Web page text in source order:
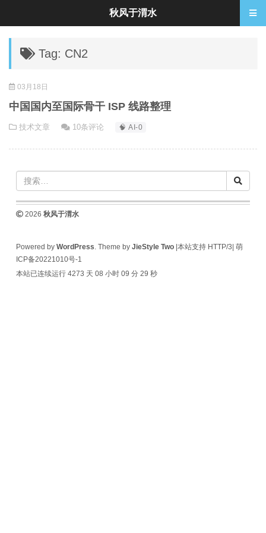
Tag: CN2
03月18日
中国国内至国际骨干 ISP 线路整理
技术文章 10条评论 🧠 AI-0
2026 秋风于渭水
Powered by WordPress. Theme by JieStyle Two|本站支持 HTTP/3| 萌
ICP备20221010号-1
本站已连续运行 4273 天 08 小时 09 分 29 秒
秋风于渭水